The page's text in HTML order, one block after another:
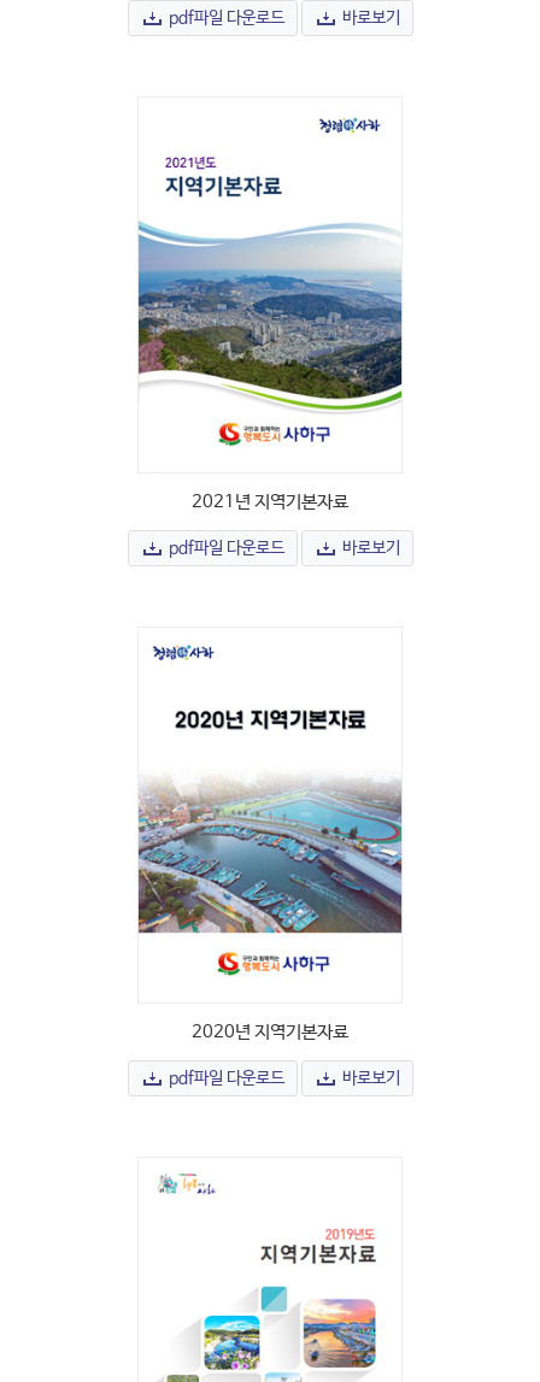
pdf파일 다운로드 바로보기
2021년 지역기본자료
pdf파일 다운로드 바로보기
2020년 지역기본자료
pdf파일 다운로드 바로보기